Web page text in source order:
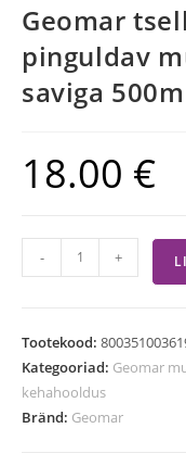
Geomar
pinguldav
saviga
18.00 €
- +
Tootekood:
Kategooriad: Geomar
kehahooldus
Bränd: Geomar